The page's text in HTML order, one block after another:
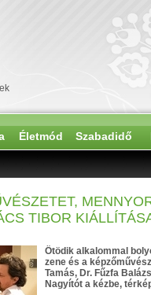
Életmód Szabadidő
TIBOR
Ötödik alkalommal
zene és a
Tamás, Dr. Fűzfa
Nagyítót a kézbe,